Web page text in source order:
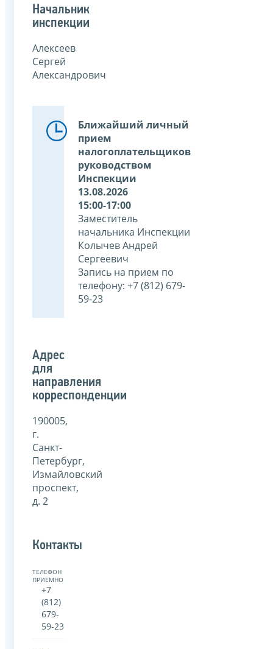
Начальник
инспекции
Алексеев
Сергей
Александрович
Ближайший личный
прием
налогоплательщиков
руководством
Инспекции
13.08.2026
15:00-17:00
Заместитель
начальника Инспекции
Колычев Андрей
Сергеевич
Запись на прием по
телефону: +7 (812) 679-
59-23
Адрес
для
направления
корреспонденции
190005,
г.
Санкт-
Петербург,
Измайловский
проспект,
д. 2
Контакты
ТЕЛЕФОН
ПРИЕМНОЙ:
+7
(812)
679-
59-23